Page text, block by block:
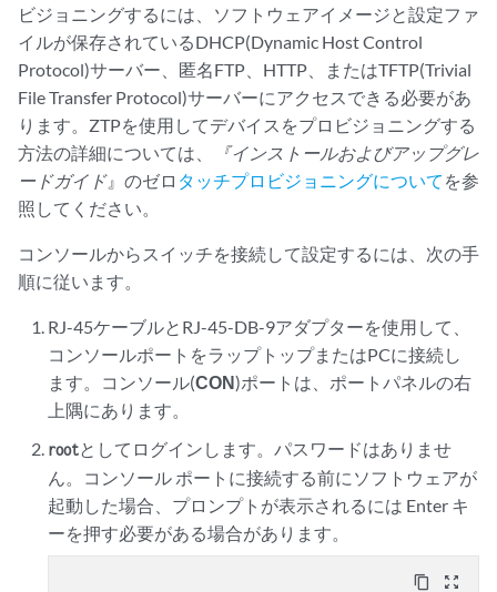
ビジョニングするには、ソフトウェアイメージと設定ファ
イルが保存されているDHCP(Dynamic Host Control
Protocol)サーバー、匿名FTP、HTTP、またはTFTP(Trivial
File Transfer Protocol)サーバーにアクセスできる必要があ
ります。ZTPを使用してデバイスをプロビジョニングする
方法の詳細については、
『インストールおよびアップグレ
ードガイド』のゼロ タッチプロビジョニングについて を参
照してください。
コンソールからスイッチを接続して設定するには、次の手
順に従います。
RJ-45ケーブルとRJ-45-DB-9アダプターを使用して、
コンソールポートをラップトップまたはPCに接続し
ます。コンソール(CON)ポートは、ポートパネルの右
上隅にあります。
rootとしてログインします。パスワードはありませ
ん。コンソール ポートに接続する前にソフトウェアが
起動した場合、プロンプトが表示されるには Enter キ
ーを押す必要がある場合があります。
content_copy zoom_out_map